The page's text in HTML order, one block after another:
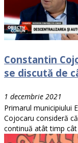
Constantin
se discută de
1 decembrie 2021
Primarul municipiului
Cojocaru consideră
continuă atât timp